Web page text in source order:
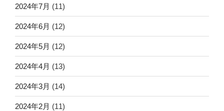
2024年7月 (11)
2024年6月 (12)
2024年5月 (12)
2024年4月 (13)
2024年3月 (14)
2024年2月 (11)